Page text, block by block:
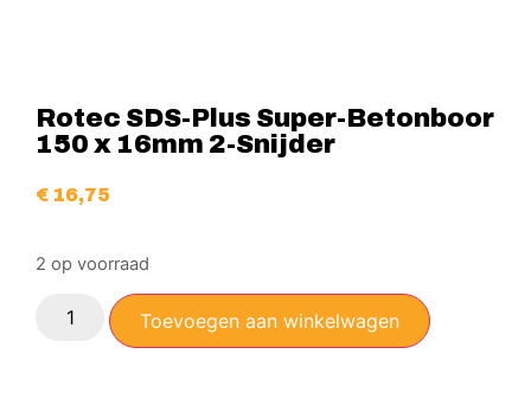
Rotec SDS-Plus Super-Betonboor
150 x 16mm 2-Snijder
€ 16,75
2 op voorraad
Toevoegen aan winkelwagen